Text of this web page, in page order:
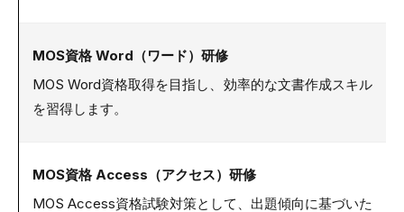
MOS資格 Word（ワード）研修
MOS Word資格取得を目指し、効率的な文書作成スキル
を習得します。
MOS資格 Access（アクセス）研修
MOS Access資格試験対策として、出題傾向に基づいた